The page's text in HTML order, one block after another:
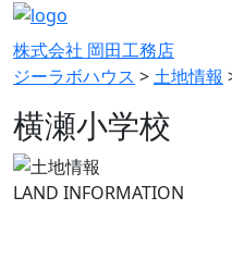
株式会社 岡田工務店
ジーラボハウス >土地情報
横瀬小学校
LAND INFORMATION